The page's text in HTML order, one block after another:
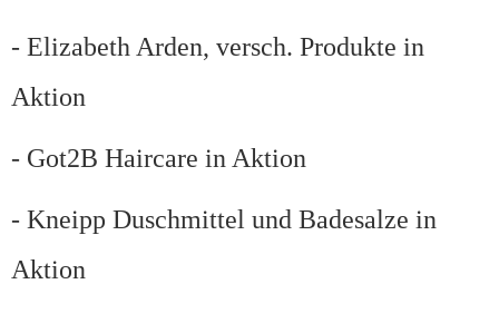
- Elizabeth Arden, versch. Produkte in
Aktion
- Got2B Haircare in Aktion
- Kneipp Duschmittel und Badesalze in
Aktion